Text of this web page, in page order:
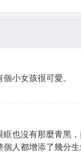
小女孩很可愛。
也沒有那麼青黑
人都增添了幾分生